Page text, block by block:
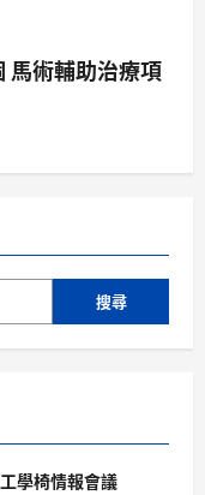
馬術輔助治療項
搜尋
學椅情報會議